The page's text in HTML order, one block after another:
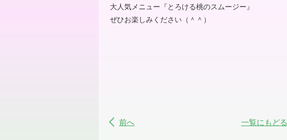
大人気メニュー『とろける桃のスムージー』
ぜひお楽しみください（＾＾）
前へ 一覧にもどる